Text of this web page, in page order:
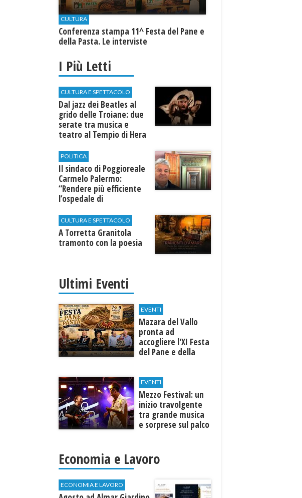
CULTURA
Conferenza stampa 11^ Festa del Pane e
della Pasta. Le interviste
I Più Letti
CULTURA E SPETTACOLO
Dal jazz dei Beatles al
grido delle Troiane: due
serate tra musica e
teatro al Tempio di Hera
POLITICA
Il sindaco di Poggioreale
Carmelo Palermo:
“Rendere più efficiente
l’ospedale di
CULTURA E SPETTACOLO
​A Torretta Granitola
tramonto con la poesia
Ultimi Eventi
EVENTI
Mazara del Vallo
pronta ad
accogliere l'XI Festa
del Pane e della
EVENTI
Mezzo Festival: un
inizio travolgente
tra grande musica
e sorprese sul palco
Economia e Lavoro
ECONOMIA E LAVORO